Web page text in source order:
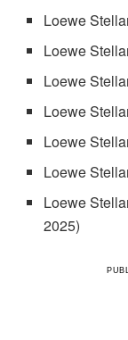
Loewe
Loewe
Loewe
Loewe
Loewe
Loewe
Loewe
2025)